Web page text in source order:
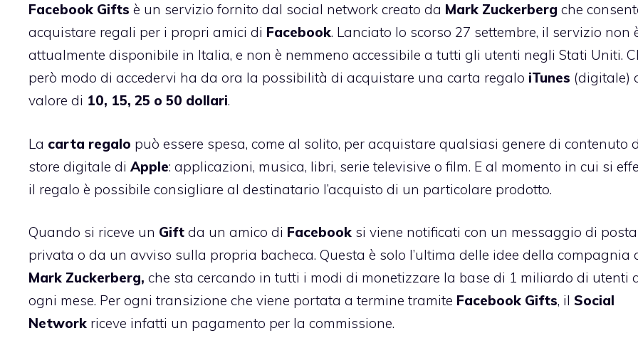
Facebook Gifts è un servizio fornito dal social network creato da Mark Zuckerberg che
acquistare regali per i propri amici di Facebook. Lanciato lo scorso 27 settembre, il servizio non
attualmente disponibile in Italia, e non è nemmeno accessibile a tutti gli utenti negli Stati Uniti.
però modo di accedervi ha da ora la possibilità di acquistare una carta regalo iTunes (digitale)
valore di 10, 15, 25 o 50 dollari.
La carta regalo può essere spesa, come al solito, per acquistare qualsiasi genere di contenuto
store digitale di Apple: applicazioni, musica, libri, serie televisive o film. E al momento in cui si
il regalo è possibile consigliare al destinatario l’acquisto di un particolare prodotto.
Quando si riceve un Gift da un amico di Facebook si viene notificati con un messaggio di posta
privata o da un avviso sulla propria bacheca. Questa è solo l’ultima delle idee della compagnia
Mark Zuckerberg, che sta cercando in tutti i modi di monetizzare la base di 1 miliardo di utenti
ogni mese. Per ogni transizione che viene portata a termine tramite Facebook Gifts, il Social
Network riceve infatti un pagamento per la commissione.